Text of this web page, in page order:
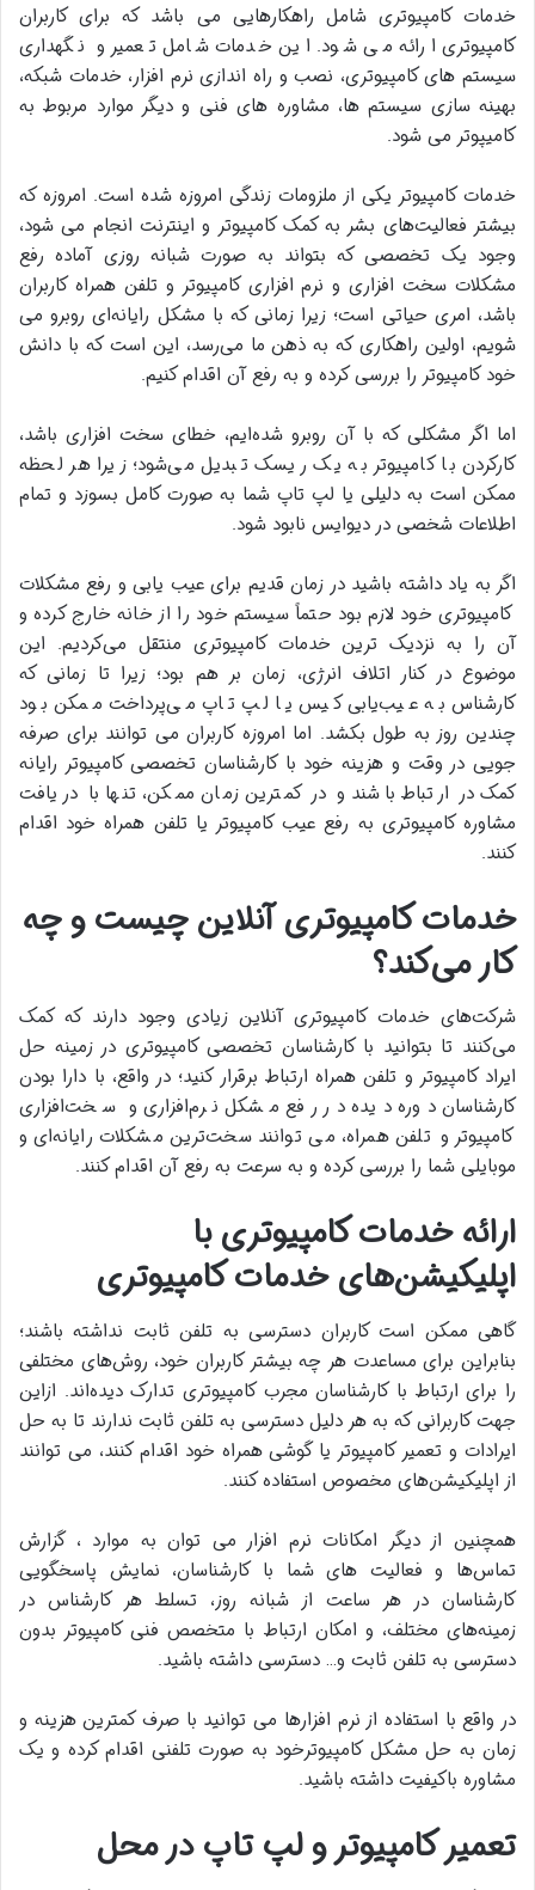
خدمات کامپیوتری شامل راهکارهایی می باشد که برای کاربران
کامپیوتری ارائه می شود. این خدمات شامل تعمیر و نگهداری
سیستم های کامپیوتری، نصب و راه اندازی نرم افزار، خدمات شبکه،
بهینه سازی سیستم ها، مشاوره های فنی و دیگر موارد مربوط به
کامیپوتر می شود.
خدمات کامپیوتر یکی از ملزومات زندگی امروزه شده است. امروزه که
بیشتر فعالیت‌های بشر به کمک کامپیوتر و اینترنت انجام می‌ شود،
وجود یک تخصصی که بتواند به‌ صورت شبانه‌ روزی آماده رفع
مشکلات سخت‌ افزاری و نرم‌ افزاری کامپیوتر و تلفن همراه کاربران
باشد، امری حیاتی است؛ زیرا زمانی که با مشکل رایانه‌‌ای روبرو می‌
شویم، اولین راهکاری که به ذهن ما می‌رسد، این است که با دانش
خود کامپیوتر را بررسی کرده و به رفع آن اقدام کنیم.
اما اگر مشکلی که با آن روبرو شده‌ایم، خطای سخت‌ افزاری باشد،
کارکردن با کامپیوتر به یک ریسک تبدیل می‌شود؛ زیرا هر لحظه
ممکن است به دلیلی یا لپ‌ تاپ شما به‌ صورت کامل بسوزد و تمام
اطلاعات شخصی در دیوایس نابود شود.
اگر به یاد داشته باشید در زمان قدیم برای عیب‌ یابی و رفع مشکلات
کامپیوتری خود لازم بود حتماً سیستم خود را از خانه خارج کرده و
آن را به نزدیک‌ ترین خدمات کامپیوتری منتقل می‌کردیم. این
موضوع در کنار اتلاف انرژی، زمان بر هم بود؛ زیرا تا زمانی که
کارشناس به عیب‌‌یابی کیس یا لپ‌ تاپ می‌پرداخت ممکن بود
چندین روز به طول بکشد. اما امروزه کاربران می‌ توانند برای صرفه‌
جویی در وقت و هزینه خود با کارشناسان تخصصی کامپیوتر رایانه
کمک در ارتباط باشند و در کمترین زمان ممکن، تنها با دریافت
مشاوره کامپیوتری به رفع عیب کامپیوتر یا تلفن همراه خود اقدام
کنند.
خدمات کامپیوتری آنلاین چیست و چه‌
کار می‌‌کند؟
شرکت‌های خدمات کامپیوتری آنلاین زیادی وجود دارند که کمک
می‌کنند تا بتوانید با کارشناسان تخصصی کامپیوتری در زمینه حل
ایراد کامپیوتر و تلفن همراه ارتباط برقرار کنید؛ در واقع، با دارا بودن
کارشناسان دوره‌ دیده در رفع مشکل نرم‌افزاری و سخت‌افزاری
کامپیوتر و تلفن همراه، می‌ توانند سخت‌ترین مشکلات رایانه‌ای و
موبایلی شما را بررسی کرده و به‌ سرعت به رفع آن اقدام کنند.
ارائه خدمات کامپیوتری با
اپلیکیشن‌های خدمات کامپیوتری
گاهی ممکن است کاربران دسترسی به تلفن ثابت نداشته باشند؛
بنابراین برای مساعدت هر چه بیشتر کاربران خود، روش‌های مختلفی
را برای ارتباط با کارشناسان مجرب کامپیوتری تدارک دیده‌اند. ازاین‌
جهت کاربرانی که به هر دلیل دسترسی به تلفن ثابت ندارند تا به حل
ایرادات و تعمیر کامپیوتر یا گوشی همراه خود اقدام کنند، می‌ توانند
از اپلیکیشن‌های مخصوص استفاده کنند.
همچنین از دیگر امکانات نرم‌ افزار می‌ توان به موارد ، گزارش
تماس‌ها و فعالیت‌ های شما با کارشناسان، نمایش پاسخگویی
کارشناسان در هر ساعت از شبانه‌ روز، تسلط هر کارشناس در
زمینه‌های مختلف، و امکان ارتباط با متخصص فنی کامپیوتر بدون
دسترسی به تلفن ثابت و… دسترسی داشته باشید.
در واقع با استفاده از نرم افزارها می‌ توانید با صرف کمترین هزینه و
زمان به حل مشکل کامپیوترخود به صورت تلفنی اقدام کرده و یک
مشاوره باکیفیت داشته باشید.
تعمیر کامپیوتر و لپ‌ تاپ در محل